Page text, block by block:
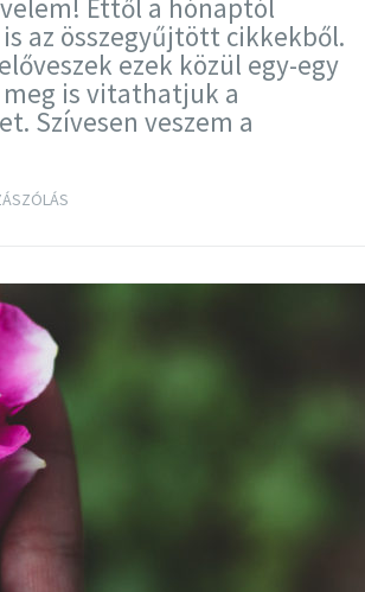
Ettől a hónaptól
az összegyűjtött cikkekből.
ezek közül egy-egy
is vitathatjuk a
Szívesen veszem a